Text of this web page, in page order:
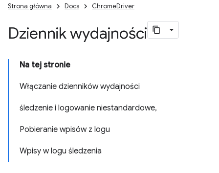
Strona główna Docs ChromeDriver
Dziennik wydajności
Na tej stronie
Włączanie dzienników wydajności
śledzenie i logowanie niestandardowe,
Pobieranie wpisów z logu
Wpisy w logu śledzenia